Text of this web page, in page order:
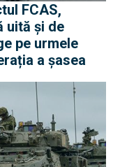
FCAS,
uită și de
pe urmele
a șasea